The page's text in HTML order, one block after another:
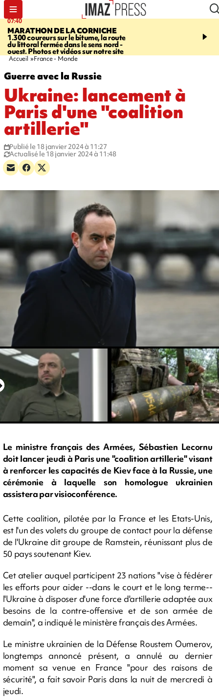
07:40
MARATHON DE LA CORNICHE
1.300 coureurs sur le bitume, la route
du littoral fermée dans le sens nord -
ouest. Photos et vidéos sur notre site
10:33
l’enfance - une
Accueil France - Monde
Guerre avec la Russie
Ukraine: lancement à
Paris d'une "coalition
artillerie"
Publié le 18 janvier 2024 à 11:27
Actualisé le 18 janvier 2024 à 11:48
Le ministre français des Armées, Sébastien Lecornu
doit lancer jeudi à Paris une "coalition artillerie" visant
à renforcer les capacités de Kiev face à la Russie, une
cérémonie à laquelle son homologue ukrainien
assistera par visioconférence.
Cette coalition, pilotée par la France et les Etats-Unis,
est l'un des volets du groupe de contact pour la défense
de l'Ukraine dit groupe de Ramstein, réunissant plus de
50 pays soutenant Kiev.
Cet atelier auquel participent 23 nations "vise à fédérer
les efforts pour aider --dans le court et le long terme--
l'Ukraine à disposer d'une force d'artillerie adaptée aux
besoins de la contre-offensive et de son armée de
demain", a indiqué le ministère français des Armées.
Le ministre ukrainien de la Défense Roustem Oumerov,
longtemps annoncé présent, a annulé au dernier
moment sa venue en France "pour des raisons de
sécurité", a fait savoir Paris dans la nuit de mercredi à
jeudi.